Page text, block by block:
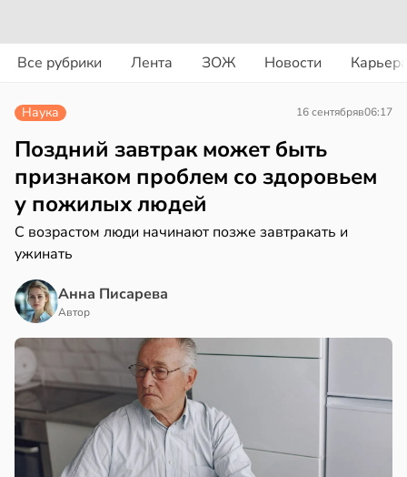
Все рубрики Лента ЗОЖ Новости
в13:55
Наука 16 сентябряв06:17
Поздний завтрак может быть
признаком проблем со здоровьем
у пожилых людей
С возрастом люди начинают позже завтракать и
ужинать
Анна Писарева
Автор
в
в